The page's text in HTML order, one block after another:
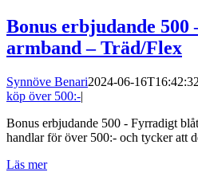
Bonus erbjudande
armband – Träd/Flex
Synnöve Benari2024-06-
köp över 500:-|
Bonus erbjudande 500 - Fyrradigt
handlar för över 500:- och tycker att
Läs mer